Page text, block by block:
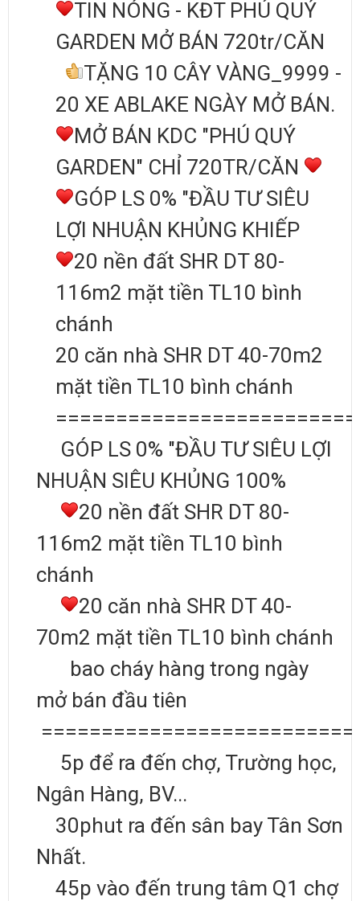
TIN NÓNG - KĐT PHÚ QUÝ
GARDEN MỞ BÁN 720tr/CĂN
TẶNG 10 CÂY VÀNG_9999 -
20 XE ABLAKE NGÀY MỞ BÁN.
MỞ BÁN KDC "PHÚ QUÝ
GARDEN" CHỈ 720TR/CĂN
GÓP LS 0% "ĐẦU TƯ SIÊU
LỢI NHUẬN KHỦNG KHIẾP
20 nền đất SHR DT 80-
116m2 mặt tiền TL10 bình
chánh
20 căn nhà SHR DT 40-70m2
mặt tiền TL10 bình chánh
GÓP LS 0% "ĐẦU TƯ SIÊU LỢI
NHUẬN SIÊU KHỦNG 100%
20 nền đất SHR DT 80-
116m2 mặt tiền TL10 bình
chánh
20 căn nhà SHR DT 40-
70m2 mặt tiền TL10 bình chánh
bao cháy hàng trong ngày
mở bán đầu tiên
5p để ra đến chợ, Trường học,
Ngân Hàng, BV...
30phut ra đến sân bay Tân Sơn
Nhất.
45p vào đến trung tâm Q1 chợ